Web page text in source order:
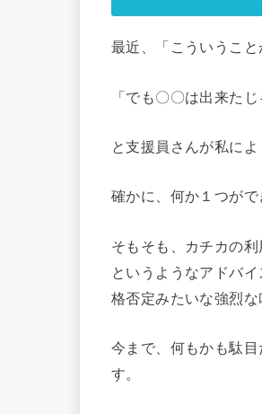
最近、「こういうこ
「でも〇〇は出来た
と支援員さんが私によ
確かに、何か１つが
そもそも、カチカの
というようなアドバ
格否定みたいな強烈な
今まで、何もかも駄
す。